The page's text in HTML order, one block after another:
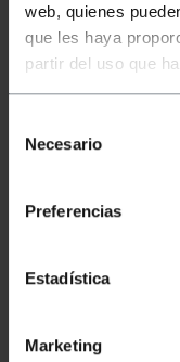
web, quienes
que les haya
partir del uso que
Necesario
Preferencias
Estadística
Marketing
Beschrijving
OM4 multimode
glasvezeloptiek
een hoge
snelheden (1
een snelheid
van
van 50 µm / 125